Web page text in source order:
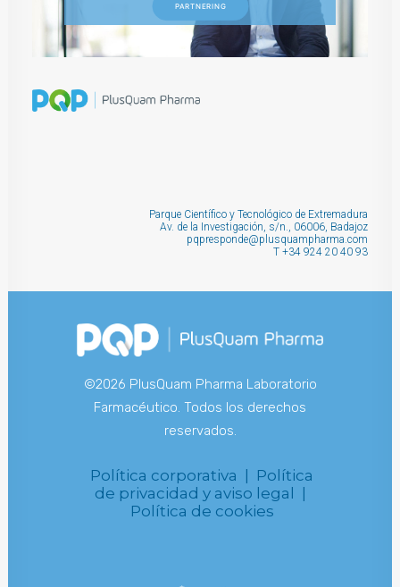
PARTNERING
Parque Científico y Tecnológico de Extremadura
Av. de la Investigación, s/n., 06006, Badajoz
pqpresponde@plusquampharma.com
T +34 924 20 40 93
©2026 PlusQuam Pharma Laboratorio
Farmacéutico. Todos los derechos
reservados.
Política corporativa | Política
de privacidad y aviso legal |
Política de cookies